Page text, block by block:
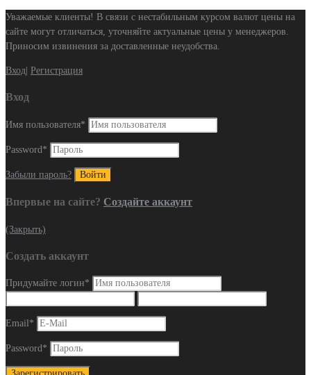
Уважаемые клиенты! В связи с нестабильным курсом валют цены на
сайте могут отличаться, уточняйте актуальные цены у менеджеров.
Приносим извинения за доставленные неудобства.
Вход Регистрация
Вход
Имя пользователя*
Password *
Забыли пароль?
Впервые на сайте? Создайте аккаунт
(Закрыть)
Создать аккаунт
Придумайте логин*
Email*
Password*